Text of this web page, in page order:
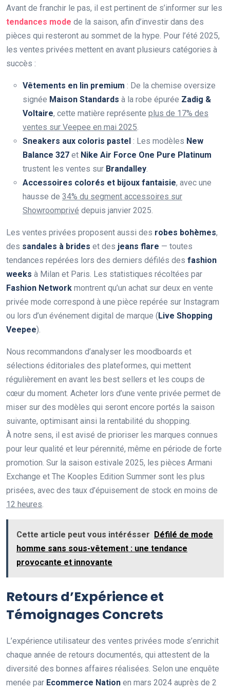
Avant de franchir le pas, il est pertinent de s’informer sur les
tendances mode de la saison, afin d’investir dans des
pièces qui resteront au sommet de la hype. Pour l’été 2025,
les ventes privées mettent en avant plusieurs catégories à
succès :
Vêtements en lin premium : De la chemise oversize
signée Maison Standards à la robe épurée Zadig &
Voltaire, cette matière représente plus de 17% des
ventes sur Veepee en mai 2025.
Sneakers aux coloris pastel : Les modèles New
Balance 327 et Nike Air Force One Pure Platinum
trustent les ventes sur Brandalley.
Accessoires colorés et bijoux fantaisie, avec une
hausse de 34% du segment accessoires sur
Showroomprivé depuis janvier 2025.
Les ventes privées proposent aussi des robes bohèmes,
des sandales à brides et des jeans flare — toutes
tendances repérées lors des derniers défilés des fashion
weeks à Milan et Paris. Les statistiques récoltées par
Fashion Network montrent qu’un achat sur deux en vente
privée mode correspond à une pièce repérée sur Instagram
ou lors d’un événement digital de marque ( Live Shopping
Veepee).
Nous recommandons d’analyser les moodboards et
sélections éditoriales des plateformes, qui mettent
régulièrement en avant les best sellers et les coups de
cœur du moment. Acheter lors d’une vente privée permet de
miser sur des modèles qui seront encore portés la saison
suivante, optimisant ainsi la rentabilité du shopping.
À notre sens, il est avisé de prioriser les marques connues
pour leur qualité et leur pérennité, même en période de forte
promotion. Sur la saison estivale 2025, les pièces Armani
Exchange et The Kooples Edition Summer sont les plus
prisées, avec des taux d’épuisement de stock en moins de
12 heures.
Cette article peut vous intérésser
Défilé de mode
homme sans sous-vêtement : une tendance
provocante et innovante
Retours d’Expérience et
Témoignages Concrets
L’expérience utilisateur des ventes privées mode s’enrichit
chaque année de retours documentés, qui attestent de la
diversité des bonnes affaires réalisées. Selon une enquête
menée par Ecommerce Nation en mars 2024 auprès de 2